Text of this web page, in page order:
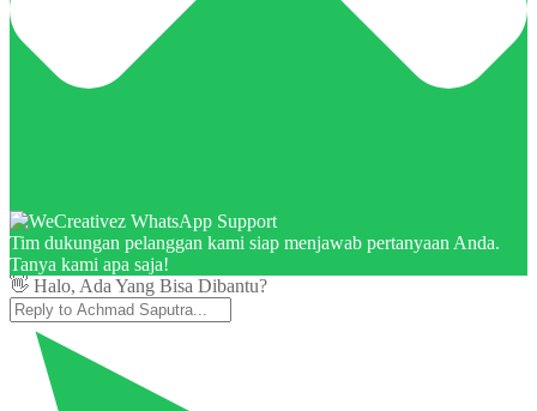
Tim dukungan pelanggan kami siap menjawab pertanyaan Anda.
Tanya kami apa saja!
👋 Halo, Ada Yang Bisa Dibantu?